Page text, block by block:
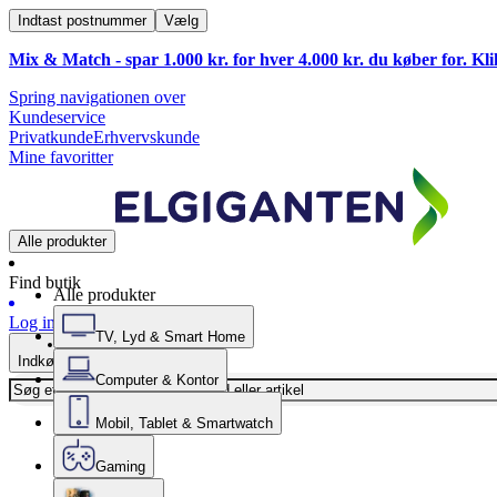
Indtast postnummer Vælg
Mix & Match - spar 1.000 kr. for hver 4.000 kr. du køber for.
Spring navigationen over
Kundeservice
PrivatkundeErhvervskunde
Mine favoritter
Alle produkter
Find butik
Log ind
Indkøbskurv
Alle produkter
TV, Lyd & Smart Home
Computer & Kontor
Mobil, Tablet & Smartwatch
Gaming